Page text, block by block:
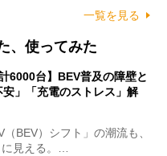
一覧を見る
、使ってみた
6000台】BEV普及の障壁と
」「充電のストレス」解
BEV）シフト」の潮流も、
に見える。…